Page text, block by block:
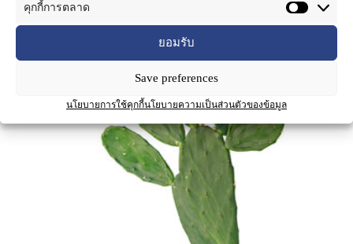
คุกกี้การตลาด
ยอมรับ
Save preferences
นโยบายการใช้คุกกี้นโยบายความเป็นส่วนตัวของข้อมูล